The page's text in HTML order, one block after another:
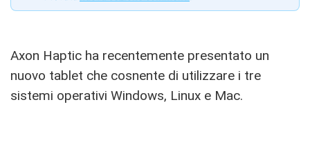
Axon Haptic ha recentemente presentato un
nuovo tablet che cosnente di utilizzare i tre
sistemi operativi Windows, Linux e Mac.